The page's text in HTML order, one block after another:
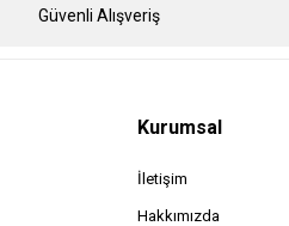
Güvenli Alışveriş
Kurumsal
İletişim
Hakkımızda